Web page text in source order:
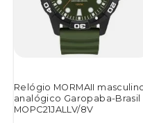
Relógio MORMAII
analógico Garopaba-Brasil
MOPC21JALLV/8V